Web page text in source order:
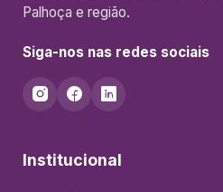
Palhoça e região.
Siga-nos nas redes sociais
Institucional